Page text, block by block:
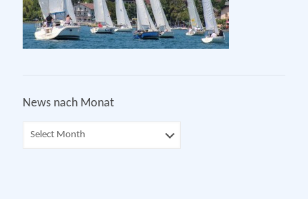
News nach Monat